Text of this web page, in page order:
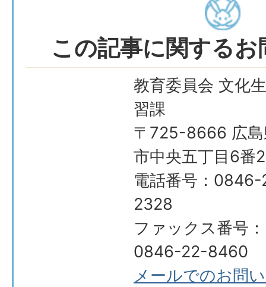
この記事に関する
教育委員会 文化
習課
〒725-8666 広島
市中央五丁目6番
電話番号：
2328
ファックス番号：
0846-22-8460
メールでのお問